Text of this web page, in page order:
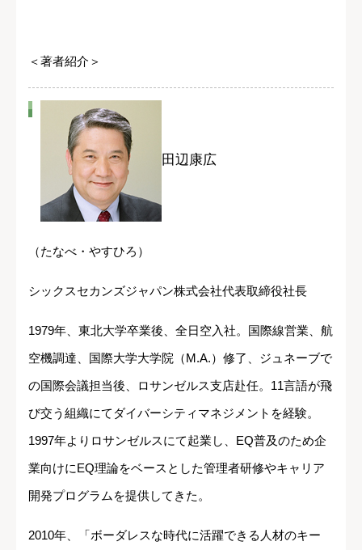
＜著者紹介＞
田辺康広
（たなべ・やすひろ）
シックスセカンズジャパン株式会社代表取締役社長
1979年、東北大学卒業後、全日空入社。国際線営業、航
空機調達、国際大学大学院（M.A.）修了、ジュネーブで
の国際会議担当後、ロサンゼルス支店赴任。11言語が飛
び交う組織にてダイバーシティマネジメントを経験。
1997年よりロサンゼルスにて起業し、EQ普及のため企
業向けにEQ理論をベースとした管理者研修やキャリア
開発プログラムを提供してきた。
2010年、「ボーダレスな時代に活躍できる人材のキー